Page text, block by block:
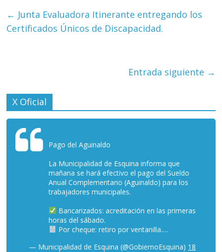
← Junta Evaluadora Itinerante entregando los
Certificados Únicos de Discapacidad.
Entrada siguiente →
X Oficial
Pago del Aguinaldo
La Municipalidad de Esquina informa que
mañana se hará efectivo el pago del Sueldo
Anual Complementario (Aguinaldo) para los
trabajadores municipales.
Bancarizados: acreditación en las primeras
horas del sábado.
Por cheque: retiro por ventanilla.…
— Municipalidad de Esquina (@GobiernoEsquina) 18